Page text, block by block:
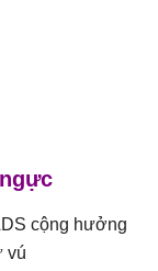
cộng hưởng
vú